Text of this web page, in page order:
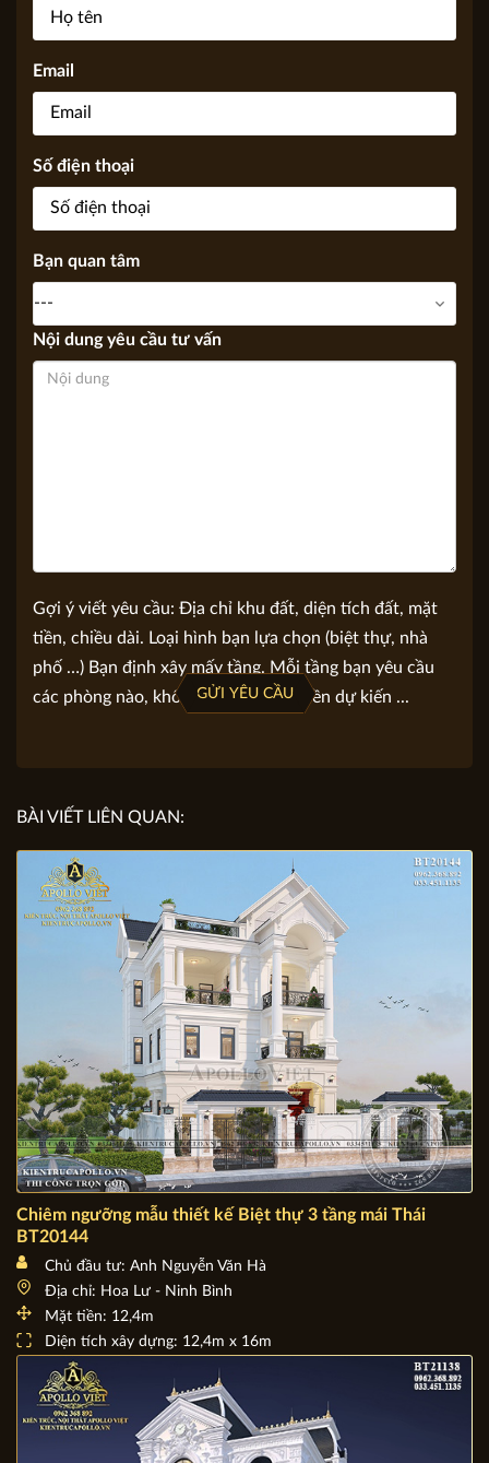
Họ tên
Email
Số điện thoại
Bạn quan tâm
Gợi ý viết yêu cầu: Địa chỉ khu đất, diện tích đất, mặt
BÀI VIẾT LIÊN QUAN:
Chiêm ngưỡng mẫu thiết kế Biệt thự 3 tầng mái Thái
BT20144
Chủ đầu tư: Anh Nguyễn Văn Hà
Địa chỉ: Hoa Lư - Ninh Bình
Mặt tiền: 12,4m
Diện tích xây dựng: 12,4m x 16m